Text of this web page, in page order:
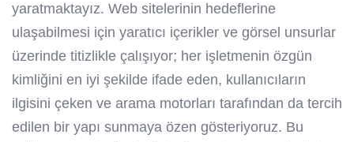
yaratmaktayız. Web sitelerinin hedeflerine
ulaşabilmesi için yaratıcı içerikler ve görsel unsurlar
üzerinde titizlikle çalışıyor; her işletmenin özgün
kimliğini en iyi şekilde ifade eden, kullanıcıların
ilgisini çeken ve arama motorları tarafından da tercih
edilen bir yapı sunmaya özen gösteriyoruz. Bu